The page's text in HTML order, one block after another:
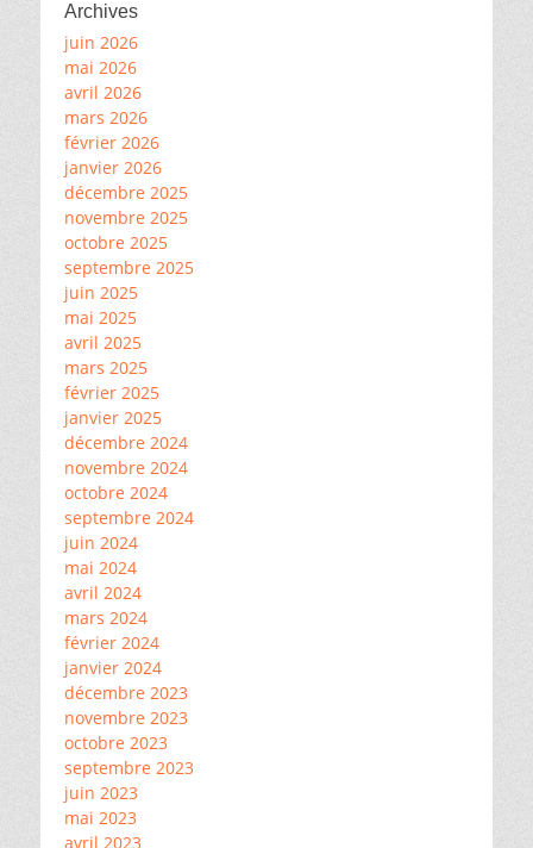
Archives
juin 2026
mai 2026
avril 2026
mars 2026
février 2026
janvier 2026
décembre 2025
novembre 2025
octobre 2025
septembre 2025
juin 2025
mai 2025
avril 2025
mars 2025
février 2025
janvier 2025
décembre 2024
novembre 2024
octobre 2024
septembre 2024
juin 2024
mai 2024
avril 2024
mars 2024
février 2024
janvier 2024
décembre 2023
novembre 2023
octobre 2023
septembre 2023
juin 2023
mai 2023
avril 2023